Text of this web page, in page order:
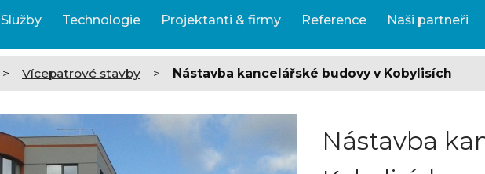
Služby Technologie Projektanti & firmy Reference Naši partneři
> Vícepatrové stavby > Nástavba kancelářské budovy v Kobylisích
Nástavba